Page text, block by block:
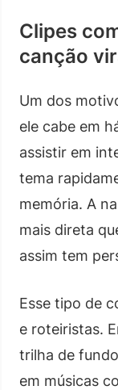
Clipes
canção
Um dos
ele cabe em
assistir em
tema
memória. A
mais direta
assim tem
Esse tipo de
e roteiristas.
trilha de
em músicas